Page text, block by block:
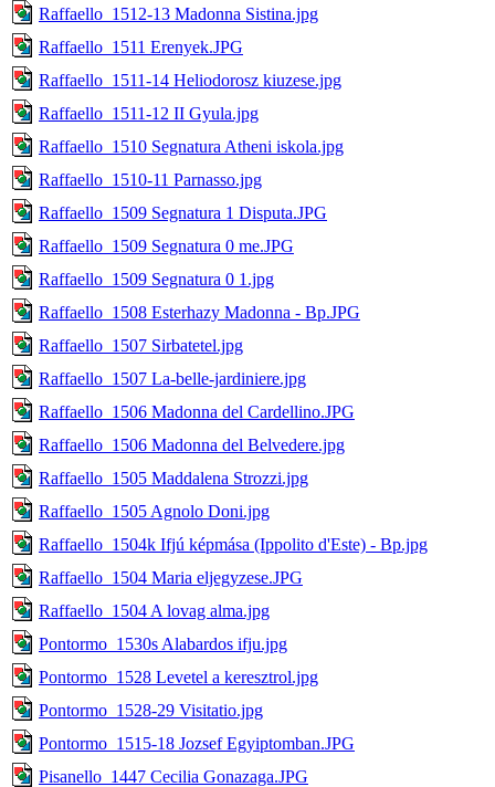
Raffaello_1512-13 Madonna Sistina.jpg
Raffaello_1511 Erenyek.JPG
Raffaello_1511-14 Heliodorosz kiuzese.jpg
Raffaello_1511-12 II Gyula.jpg
Raffaello_1510 Segnatura Atheni iskola.jpg
Raffaello_1510-11 Parnasso.jpg
Raffaello_1509 Segnatura 1 Disputa.JPG
Raffaello_1509 Segnatura 0 me.JPG
Raffaello_1509 Segnatura 0 1.jpg
Raffaello_1508 Esterhazy Madonna - Bp.JPG
Raffaello_1507 Sirbatetel.jpg
Raffaello_1507 La-belle-jardiniere.jpg
Raffaello_1506 Madonna del Cardellino.JPG
Raffaello_1506 Madonna del Belvedere.jpg
Raffaello_1505 Maddalena Strozzi.jpg
Raffaello_1505 Agnolo Doni.jpg
Raffaello_1504k Ifjú képmása (Ippolito d'Este) - Bp.jpg
Raffaello_1504 Maria eljegyzese.JPG
Raffaello_1504 A lovag alma.jpg
Pontormo_1530s Alabardos ifju.jpg
Pontormo_1528 Levetel a keresztrol.jpg
Pontormo_1528-29 Visitatio.jpg
Pontormo_1515-18 Jozsef Egyiptomban.JPG
Pisanello_1447 Cecilia Gonazaga.JPG